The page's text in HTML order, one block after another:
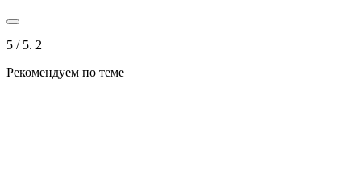
5 / 5. 2
Рекомендуем по теме